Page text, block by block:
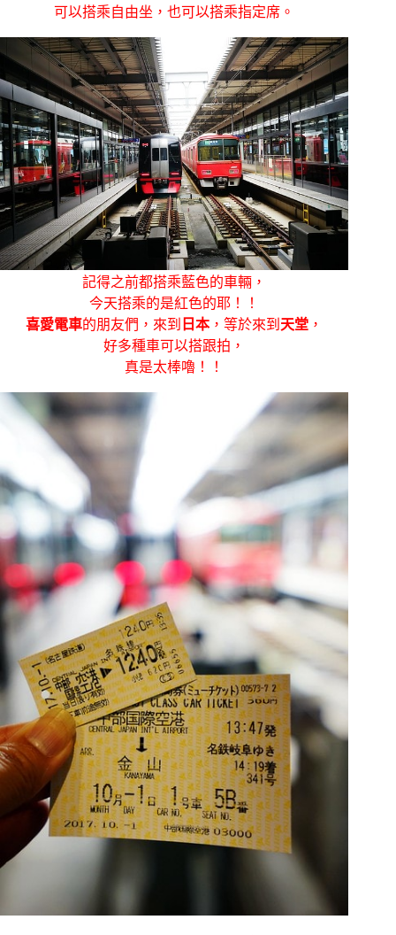
可以搭乘自由坐，也可以搭乘指定席。
記得之前都搭乘藍色的車輛，
今天搭乘的是紅色的耶！！
喜愛電車的朋友們，來到 日本，等於來到 天堂 ，
好多種車可以搭跟拍，
真是太棒嚕！！